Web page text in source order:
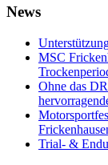
News
MSC
Ohne das
Trial- &